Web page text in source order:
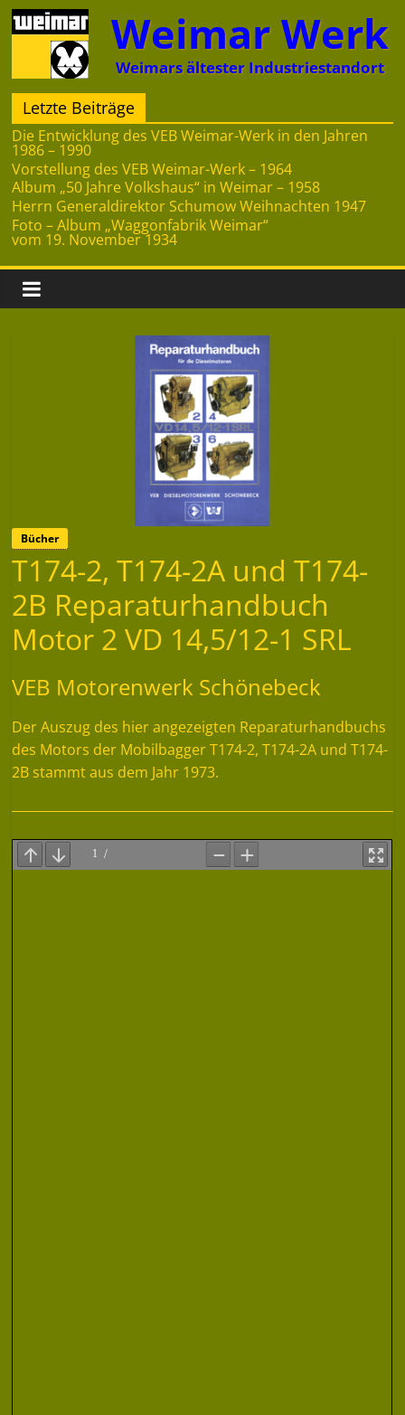
Zum
Inhalt
springen
Weimar Werk
Weimars ältester Industriestandort
Letzte Beiträge
Die Entwicklung des VEB Weimar-Werk in den Jahren
1986 – 1990
Vorstellung des VEB Weimar-Werk – 1964
Album „50 Jahre Volkshaus“ in Weimar – 1958
Herrn Generaldirektor Schumow Weihnachten 1947
Foto – Album „Waggonfabrik Weimar“
vom 19. November 1934
Bücher
T174-2, T174-2A und T174-
2B Reparaturhandbuch
Motor 2 VD 14,5/12-1 SRL
VEB Motorenwerk Schönebeck
Der Auszug des hier angezeigten Reparaturhandbuchs
des Motors der Mobilbagger T174-2, T174-2A und T174-
2B stammt aus dem Jahr 1973.